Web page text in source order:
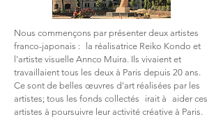
Nous commençons par présenter deux artistes
franco-japonais :
la réalisatrice Reiko Kondo et
l'artiste visuelle Annco Muira. Ils vivaient et
travaillaient tous les deux à Paris depuis 20 ans.
Ce sont de belles œuvres d'art réalisées par les
artistes; tous les fonds collectés
irait à aider ces
artistes à poursuivre leur activité créative à Paris.